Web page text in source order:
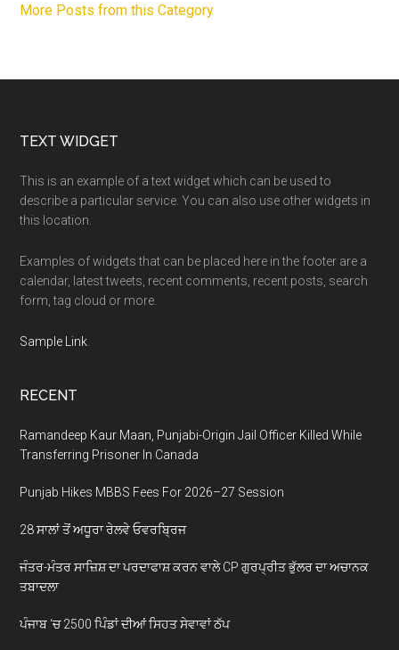
More Posts from this Category
Footer
TEXT WIDGET
This is an example of a text widget which can be used to
describe a particular service. You can also use other widgets in
this location.
Examples of widgets that can be placed here in the footer are a
calendar, latest tweets, recent comments, recent posts, search
form, tag cloud or more.
Sample Link
RECENT
Ramandeep Kaur Maan, Punjabi-Origin Jail Officer Killed While
Transferring Prisoner In Canada
Punjab Hikes MBBS Fees For 2026–27 Session
28 ਸਾਲਾਂ ਤੋਂ ਅਧੂਰਾ ਰੇਲਵੇ ਓਵਰਬ੍ਰਿਜ
ਜੰਤਰ-ਮੰਤਰ ਸਾਜ਼ਿਸ਼ ਦਾ ਪਰਦਾਫਾਸ਼ ਕਰਨ ਵਾਲੇ CP ਗੁਰਪ੍ਰੀਤ ਭੁੱਲਰ ਦਾ ਅਚਾਨਕ
ਤਬਾਦਲਾ
ਪੰਜਾਬ ‘ਚ 2500 ਪਿੰਡਾਂ ਦੀਆਂ ਸਿਹਤ ਸੇਵਾਵਾਂ ਠੱਪ